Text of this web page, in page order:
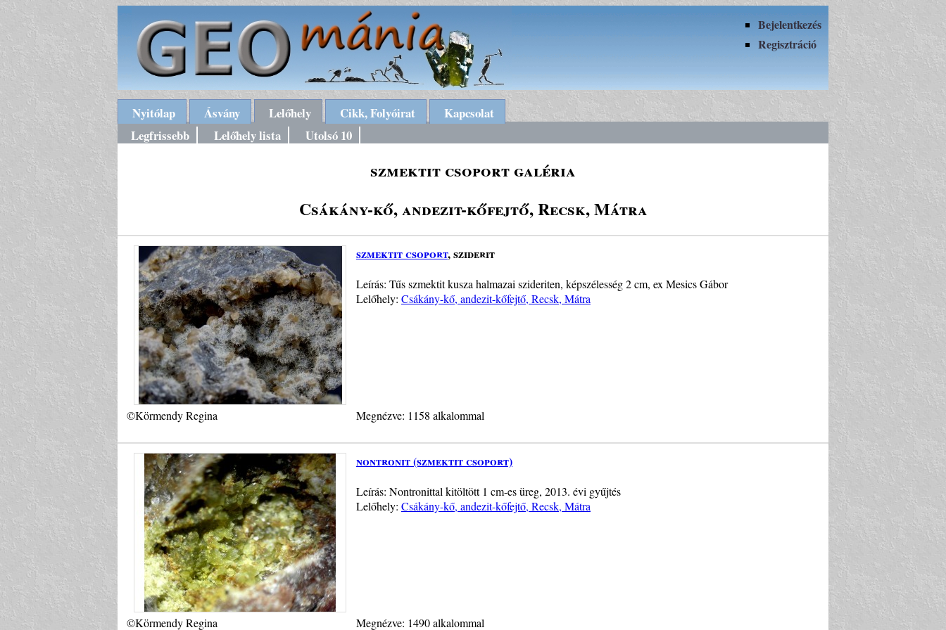
Bejelentkezés
Regisztráció
Nyitólap Ásvány Lelőhely Cikk, Folyóirat
Kapcsolat
Legfrissebb
Lelőhely lista Utolsó 10
szmektit csoport galéria
Csákány-kő, andezit-kőfejtő, Recsk, Mátra
szmektit csoport, sziderit
Leírás: Tűs szmektit kusza halmazai szideriten, képszélesség 2 cm, ex Mesics Gábor
Lelőhely: Csákány-kő, andezit-kőfejtő, Recsk, Mátra
©Körmendy Regina Megnézve: 1158 alkalommal
nontronit (szmektit csoport)
Leírás: Nontronittal kitöltött 1 cm-es üreg, 2013. évi gyűjtés
Lelőhely: Csákány-kő, andezit-kőfejtő, Recsk, Mátra
©Körmendy Regina Megnézve: 1490 alkalommal